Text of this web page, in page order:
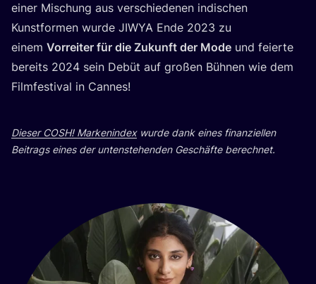
einer Mischung aus ver­schie­de­nen indi­schen
Kunst­for­men wur­de JIWYA Ende 2023 zu
einem Vor­rei­ter für die Zukunft der Mode und fei­er­te
bereits 2024 sein Debüt auf gro­ßen Büh­nen wie dem
Film­fes­ti­val in Cannes!
Die­ser COSH! Mar­ken­in­dexwur­de dank eines finan­zi­el­len
Bei­trags eines der unten­ste­hen­den Geschäf­te berechnet.